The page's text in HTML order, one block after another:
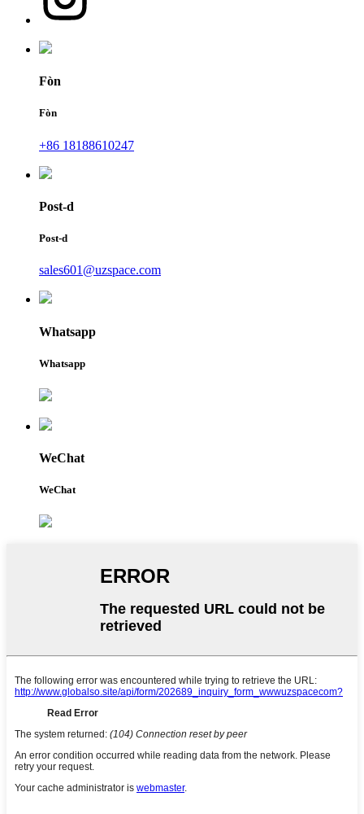
Fòn
Fòn
+86 18188610247
Post-d
Post-d
sales601@uzspace.com
Whatsapp
Whatsapp
WeChat
WeChat